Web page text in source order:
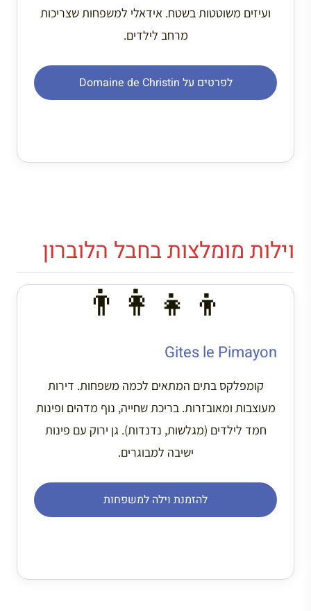
ועיזים משוטטות בשטח. אידאלי למשפחות שצריכות
מרחב לילדים.
לפרטים על Domaine de Christin
וילות מומלצות בחבל הלוברון
👨‍👩‍👧‍👦
Gites le Pimayon
קומפלקס בתים המתאים לכמה משפחות. דירות
מעוצבות ומאובזרות. בריכת שחייה, נוף מדהים ופינות
חמד לילדים (מגלשות, נדנדות). גן ירוק עם פינות
ישיבה למבוגרים.
להזמנת וילה למשפחות